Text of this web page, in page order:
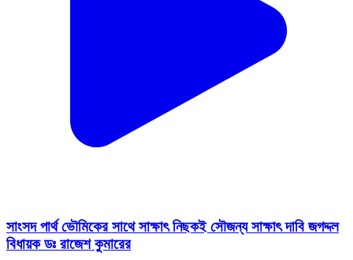
সাংসদ পার্থ ভৌমিকের সাথে সাক্ষাৎ নিছকই সৌজন্য সাক্ষাৎ দাবি জগদ্দল
বিধায়ক ডঃ রাজেশ কুমারের